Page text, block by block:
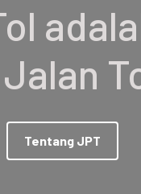
Tentang JPT